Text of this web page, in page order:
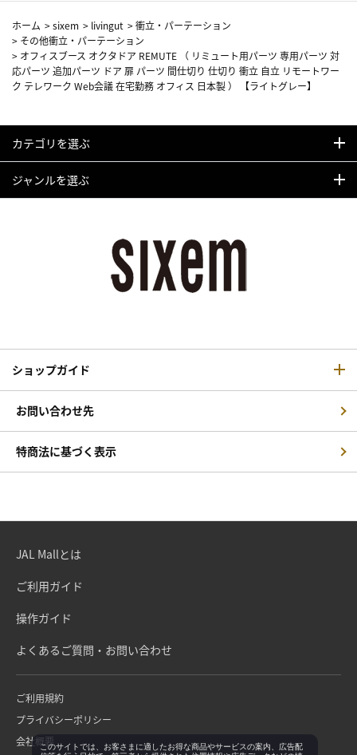
ホーム >sixem > livingut >衝立・パーテーション
> その他衝立・パーテーション
> オフィスブース オクタドア REMUTE （ リミュート用パーツ 専用パーツ 対
応パーツ 追加パーツ ドア 扉 パーツ 間仕切り 仕切り 衝立 自立 リモートワー
ク テレワーク Web会議 在宅勤務 オフィス 日本製 ） 【ライトグレー】
カテゴリを選ぶ
ジャンルを選ぶ
ショップガイド
お問い合わせ先
特商法に基づく表示
JAL Mallとは
ご利用ガイド
操作ガイド
よくあるご質問・お問い合わせ
ご利用規約
プライバシーポリシー
会社概要このサイトでは、お客さまに適したお得な商品やサービスの案内、広告配